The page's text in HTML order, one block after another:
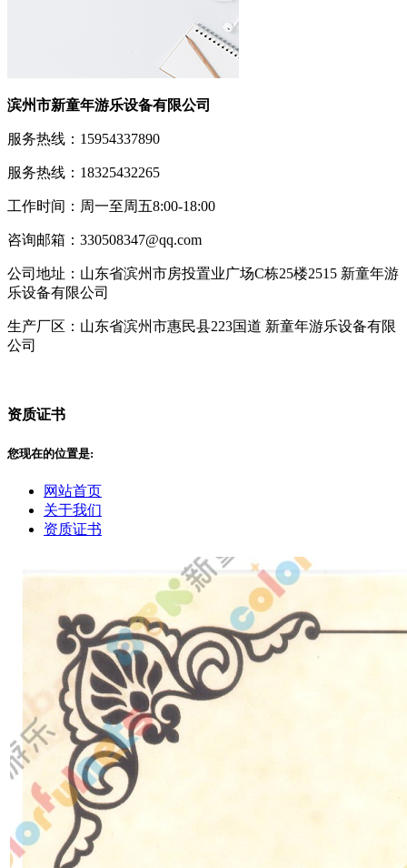
滨州市新童年游乐设备有限公司
服务热线：15954337890
服务热线：18325432265
工作时间：周一至周五8:00-18:00
咨询邮箱：330508347@qq.com
公司地址：山东省滨州市房投置业广场C栋25楼2515 新童年游
乐设备有限公司
生产厂区：山东省滨州市惠民县223国道 新童年游乐设备有限
公司
资质证书
您现在的位置是:
网站首页
关于我们
资质证书